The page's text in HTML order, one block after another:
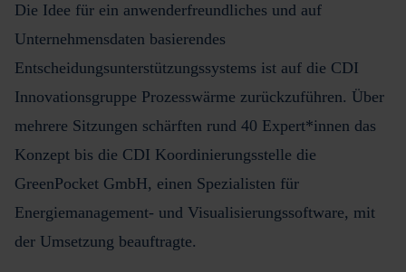
Die Idee für ein anwenderfreundliches und auf
Unternehmensdaten basierendes
Entscheidungsunterstützungssystems ist auf die CDI
Innovationsgruppe Prozesswärme zurückzuführen. Über
mehrere Sitzungen schärften rund 40 Expert*innen das
Konzept bis die CDI Koordinierungsstelle die
GreenPocket GmbH, einen Spezialisten für
Energiemanagement- und Visualisierungssoftware, mit
der Umsetzung beauftragte.